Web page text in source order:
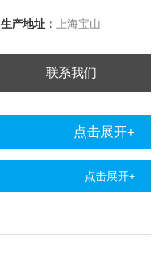
生产地址： 上海宝山
联系我们
点击展开+
点击展开+